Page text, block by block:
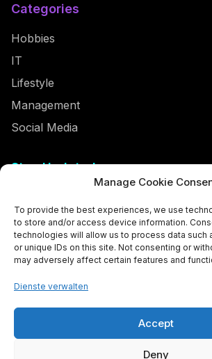
Manage Cookie
To provide the best experiences, we use
to store and/or access device information.
technologies will allow us to process data such
or unique IDs on this site. Not consenting or
may adversely affect certain features and
Dienste verwalten
Accept
Deny
Categories
Hobbies
IT
Lifestyle
Management
Social Media
Stay Updated
your inbox!
© 2026 Der Egirl-Report. All rights